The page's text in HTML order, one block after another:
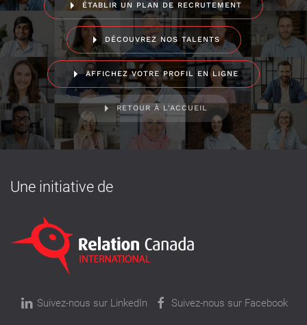
ÉTABLIR UN PLAN DE RECRUTEMENT
DÉCOUVREZ NOS TALENTS
AFFICHEZ VOTRE PROFIL EN LIGNE
RETOUR À L'ACCUEIL
Une initiative de
Suivez-nous sur LinkedIn Suivez-nous sur Facebook